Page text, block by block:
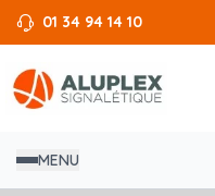
01 34 94 14 10
MENU